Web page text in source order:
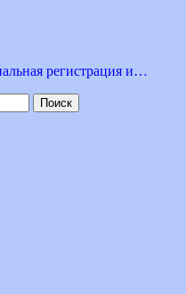
регистрация и…
Поиск